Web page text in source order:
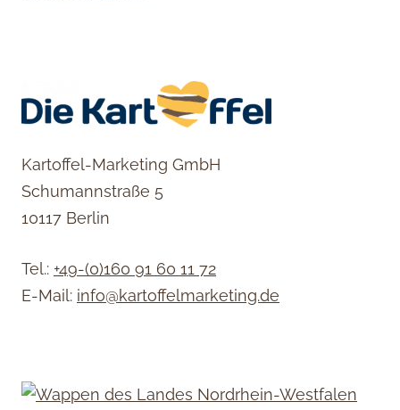
Kartoffel-Marketing GmbH
Schumannstraße 5
10117 Berlin
Tel.: +49-(0)160 91 60 11 72
E-Mail: info@kartoffelmarketing.de